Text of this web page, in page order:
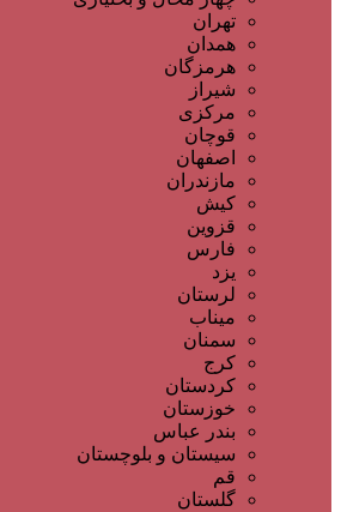
تهران
همدان
هرمزگان
شیراز
مرکزی
قوچان
اصفهان
مازندران
کیش
قزوین
فارس
یزد
لرستان
میناب
سمنان
کرج
کردستان
خوزستان
بندر عباس
سیستان و بلوچستان
قم
گلستان